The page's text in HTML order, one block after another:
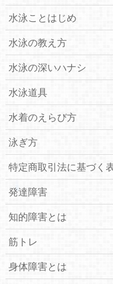
水泳ことはじめ
水泳の教え方
水泳の深いハナシ
水泳道具
水着のえらび方
泳ぎ方
特定商取引法に基づく
発達障害
知的障害とは
筋トレ
身体障害とは